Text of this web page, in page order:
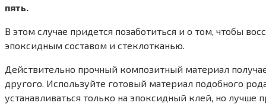
пять.
В этом случае придется позаботиться и о том, чтобы
эпоксидным составом и стеклотканью.
Действительно прочный композитный материал
другого. Используйте готовый материал подобного
устанавливаться только на эпоксидный клей, но